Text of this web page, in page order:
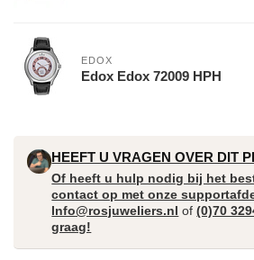
EDOX
Edox Edox 72009 HPH
HEEFT U VRAGEN OVER DIT
Of heeft u hulp nodig bij het
contact op met onze
Info@rosjuweliers.nl of(0)70
graag!